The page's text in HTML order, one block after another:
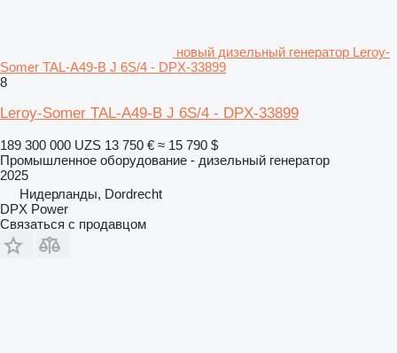
новый дизельный генератор Leroy-
Somer TAL-A49-B J 6S/4 - DPX-33899
8
Leroy-Somer TAL-A49-B J 6S/4 - DPX-33899
189 300 000 UZS 13 750 € ≈ 15 790 $
Промышленное оборудование - дизельный генератор
2025
Нидерланды, Dordrecht
DPX Power
Связаться с продавцом